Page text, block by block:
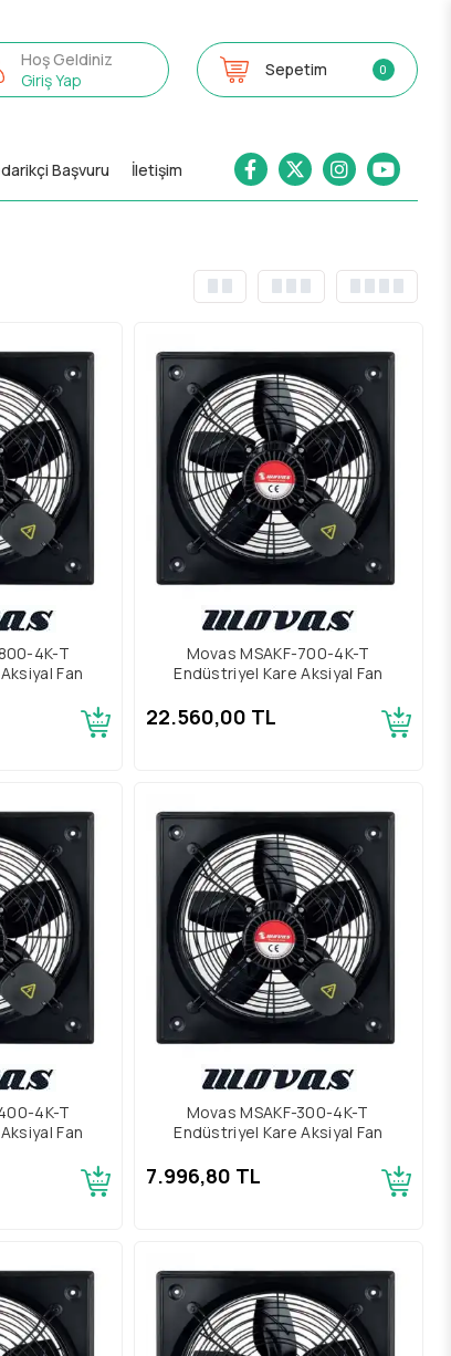
Hoş Geldiniz
Giriş Yap
Sepetim 0
Başvuru İletişim
4K-T
Fan
Movas MSAKF-700-4K-T
Endüstriyel Kare Aksiyal Fan
22.560,00 TL
4K-T
Fan
Movas MSAKF-300-4K-T
Endüstriyel Kare Aksiyal Fan
7.996,80 TL